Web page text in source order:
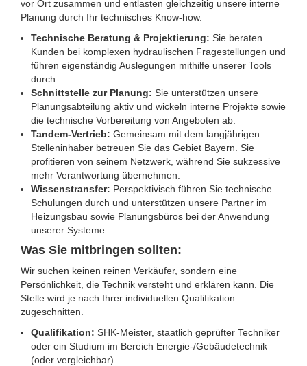
vor Ort zusammen und entlasten gleichzeitig unsere interne
Planung durch Ihr technisches Know-how.
Technische Beratung & Projektierung: Sie beraten
Kunden bei komplexen hydraulischen Fragestellungen und
führen eigenständig Auslegungen mithilfe unserer Tools
durch.
Schnittstelle zur Planung: Sie unterstützen unsere
Planungsabteilung aktiv und wickeln interne Projekte sowie
die technische Vorbereitung von Angeboten ab.
Tandem-Vertrieb: Gemeinsam mit dem langjährigen
Stelleninhaber betreuen Sie das Gebiet Bayern. Sie
profitieren von seinem Netzwerk, während Sie sukzessive
mehr Verantwortung übernehmen.
Wissenstransfer: Perspektivisch führen Sie technische
Schulungen durch und unterstützen unsere Partner im
Heizungsbau sowie Planungsbüros bei der Anwendung
unserer Systeme.
Was Sie mitbringen sollten:
Wir suchen keinen reinen Verkäufer, sondern eine
Persönlichkeit, die Technik versteht und erklären kann. Die
Stelle wird je nach Ihrer individuellen Qualifikation
zugeschnitten.
Qualifikation: SHK-Meister, staatlich geprüfter Techniker
oder ein Studium im Bereich Energie-/Gebäudetechnik
(oder vergleichbar).